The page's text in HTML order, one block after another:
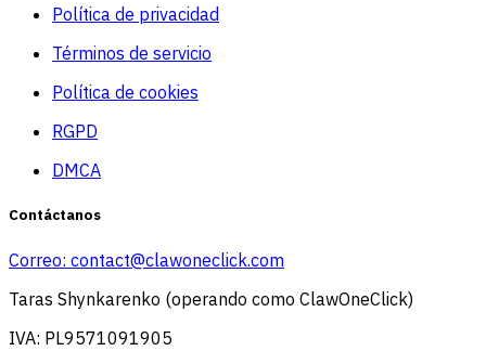
Política de privacidad
Términos de servicio
Política de cookies
RGPD
DMCA
Contáctanos
Correo: contact@clawoneclick.com
Taras Shynkarenko (operando como ClawOneClick)
IVA: PL9571091905